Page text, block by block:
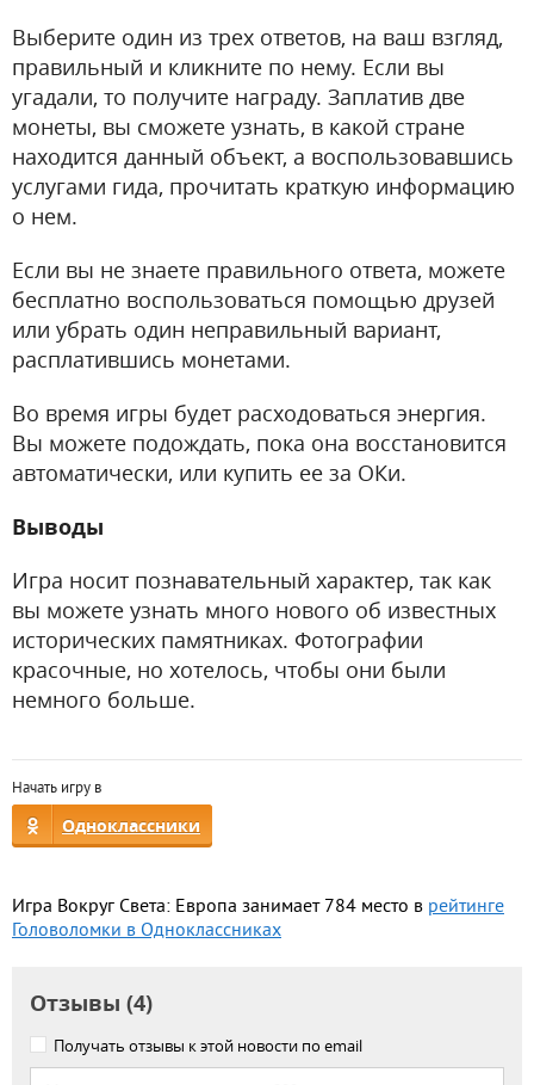
Выберите один из трех ответов, на ваш взгляд,
правильный и кликните по нему. Если вы
угадали, то получите награду. Заплатив две
монеты, вы сможете узнать, в какой стране
находится данный объект, а воспользовавшись
услугами гида, прочитать краткую информацию
о нем.
Если вы не знаете правильного ответа, можете
бесплатно воспользоваться помощью друзей
или убрать один неправильный вариант,
расплатившись монетами.
Во время игры будет расходоваться энергия.
Вы можете подождать, пока она восстановится
автоматически, или купить ее за ОКи.
Выводы
Игра носит познавательный характер, так как
вы можете узнать много нового об известных
исторических памятниках. Фотографии
красочные, но хотелось, чтобы они были
немного больше.
Начать игру в
Одноклассники
Игра Вокруг Света: Европа занимает 784 место в рейтинге
Головоломки в Одноклассниках
Отзывы (4)
Получать отзывы к этой новости по email